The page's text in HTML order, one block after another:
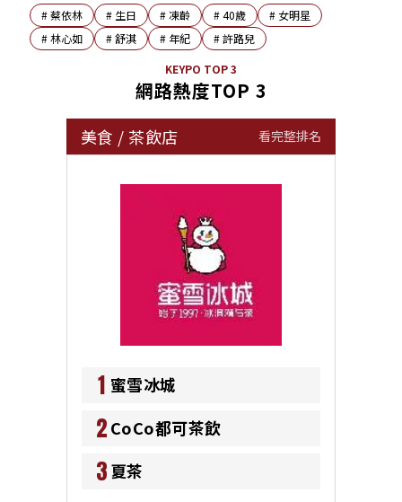
#蔡依林 # 生日 #凍齡 #40歲 # 女明星
#林心如 #舒淇 # 年紀 #許路兒
KEYPO TOP 3
網路熱度TOP 3
美食 / 茶飲店 看完整排名
1 蜜雪冰城
2CoCo都可茶飲
3夏茶